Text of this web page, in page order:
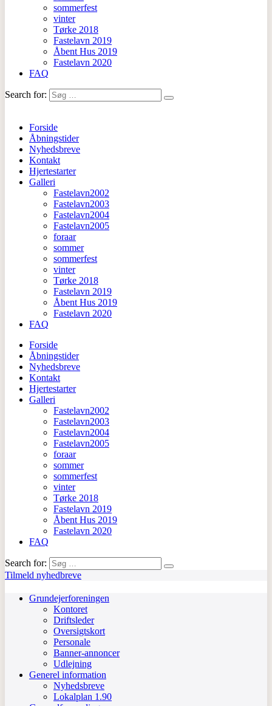
sommerfest
vinter
Tørke 2018
Fastelavn 2019
Åbent Hus 2019
Fastelavn 2020
FAQ
Search for:
Forside
Åbningstider
Nyhedsbreve
Kontakt
Hjertestarter
Galleri
Fastelavn2002
Fastelavn2003
Fastelavn2004
Fastelavn2005
foraar
sommer
sommerfest
vinter
Tørke 2018
Fastelavn 2019
Åbent Hus 2019
Fastelavn 2020
FAQ
Forside
Åbningstider
Nyhedsbreve
Kontakt
Hjertestarter
Galleri
Fastelavn2002
Fastelavn2003
Fastelavn2004
Fastelavn2005
foraar
sommer
sommerfest
vinter
Tørke 2018
Fastelavn 2019
Åbent Hus 2019
Fastelavn 2020
FAQ
Search for:
Tilmeld nyhedbreve
Grundejerforeningen
Kontoret
Driftsleder
Oversigtskort
Personale
Banner-annoncer
Udlejning
Generel information
Nyhedsbreve
Lokalplan 1.90